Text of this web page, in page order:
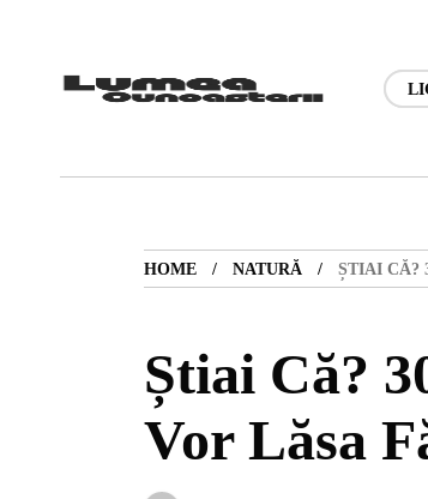
HOME NATURĂ ȘTIAI CĂ?
Știai Că?
Vor Lăsa